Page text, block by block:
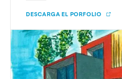
DESCARGA EL PORFOLIO